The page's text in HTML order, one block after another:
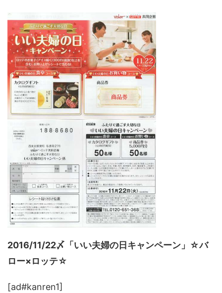
2016/11/22〆「いい夫婦の日キャンペーン」☆バ
ロー×ロッテ☆
[ad#kanren1]